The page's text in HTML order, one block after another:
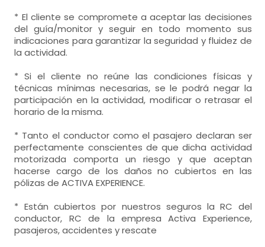
* El cliente se compromete a aceptar las decisiones
del guía/monitor y seguir en todo momento sus
indicaciones para garantizar la seguridad y fluidez de
la actividad.
* Si el cliente no reúne las condiciones físicas y
técnicas mínimas necesarias, se le podrá negar la
participación en la actividad, modificar o retrasar el
horario de la misma.
* Tanto el conductor como el pasajero declaran ser
perfectamente conscientes de que dicha actividad
motorizada comporta un riesgo y que aceptan
hacerse cargo de los daños no cubiertos en las
pólizas de ACTIVA EXPERIENCE.
* Están cubiertos por nuestros seguros la RC del
conductor, RC de la empresa Activa Experience,
pasajeros, accidentes y rescate